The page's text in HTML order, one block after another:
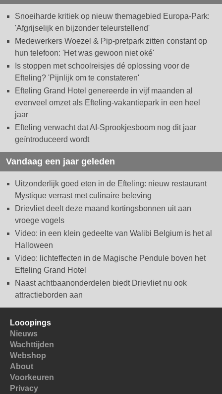
Snoeiharde kritiek op nieuw themagebied Europa-Park:
'Afgrijselijk en bijzonder teleurstellend'
Medewerkers Woezel & Pip-pretpark zitten constant op
hun telefoon: 'Het was gewoon niet oké'
Is stoppen met schoolreisjes dé oplossing voor de
Efteling? 'Pijnlijk om te constateren'
Efteling Grand Hotel genereerde in vijf maanden al
evenveel omzet als Efteling-vakantiepark in een heel
jaar
Efteling verwacht dat AI-Sprookjesboom nog dit jaar
geïntroduceerd wordt
Vandaag een jaar geleden
Uitzonderlijk goed eten in de Efteling: nieuw restaurant
Mystique verrast met culinaire beleving
Drievliet deelt deze maand kortingsbonnen uit aan
vroege vogels
Video: in een klein gedeelte van Walibi Belgium is het al
Halloween
Video: lichteffecten in de Magische Pendule boven het
Efteling Grand Hotel
Naast achtbaanonderdelen biedt Drievliet nu ook
attractieborden aan
Looopings
Nieuws
Wachttijden
Webshop
About
Voorkeuren
Privacy